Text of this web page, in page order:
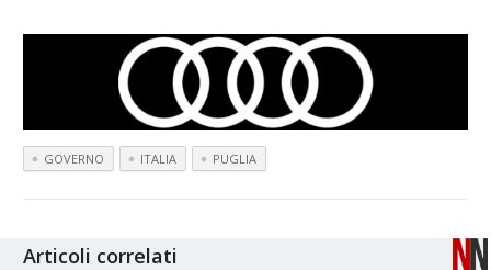
GOVERNO ITALIA PUGLIA
Articoli correlati